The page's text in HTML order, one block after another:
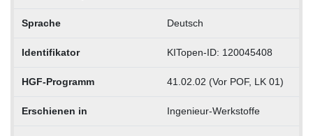
Sprache Deutsch
Identifikator KITopen-ID: 120045408
HGF-Programm 41.02.02 (Vor POF, LK 01)
Erschienen in Ingenieur-Werkstoffe